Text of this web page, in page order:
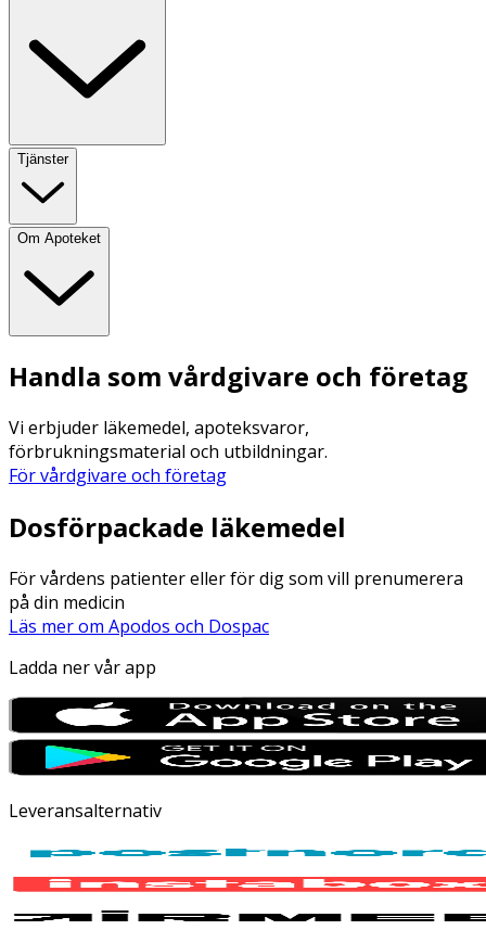
Tjänster
Om Apoteket
Handla som vårdgivare och företag
Vi erbjuder läkemedel, apoteksvaror,
förbrukningsmaterial och utbildningar.
För vårdgivare och företag
Dosförpackade läkemedel
För vårdens patienter eller för dig som vill prenumerera
på din medicin
Läs mer om Apodos och Dospac
Ladda ner vår app
Leveransalternativ